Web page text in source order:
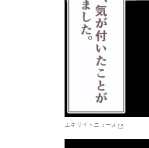
エキサイトニュース